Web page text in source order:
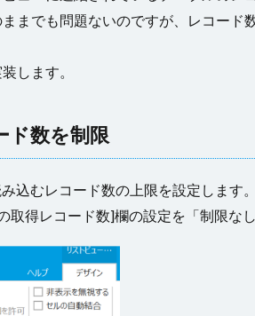
までも問題ないのですが、レコー
します。
ド数を制限
込むレコード数の上限を設定します。
得レコード数]欄の設定を「制限な